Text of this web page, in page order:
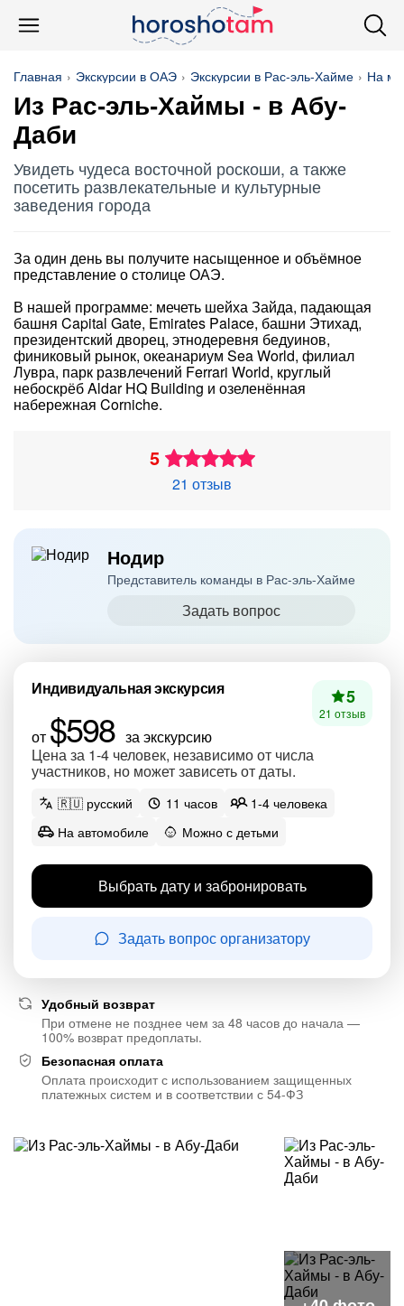
Главная Экскурсии в ОАЭ Экскурсии в Рас-эль-Хайме На
Из Рас-эль-Хаймы - в Абу-
Даби
Увидеть чудеса восточной роскоши, а также
посетить развлекательные и культурные
заведения города
За один день вы получите насыщенное и объёмное
представление о столице ОАЭ.
В нашей программе: мечеть шейха Зайда, падающая
башня Capital Gate, Emirates Palace, башни Этихад,
президентский дворец, этнодеревня бедуинов,
финиковый рынок, океанариум Sea World, филиал
Лувра, парк развлечений Ferrari World, круглый
небоскрёб Aldar HQ Building и озеленённая
набережная Corniche.
5
21 отзыв
Нодир
Представитель команды в Рас-эль-Хайме
Задать вопрос
Индивидуальная экскурсия
от $598 за экскурсию
Цена за 1-4 человек, независимо от числа
участников, но может зависеть от даты.
5
21 отзыв
🇷🇺 русский 11 часов
1-4 человека
На автомобиле
Можно с детьми
Выбрать дату и забронировать
Задать вопрос организатору
Удобный возврат
При отмене не позднее чем за 48 часов до начала —
100% возврат предоплаты.
Безопасная оплата
Оплата происходит с использованием защищенных
платежных систем и в соответствии с 54-ФЗ